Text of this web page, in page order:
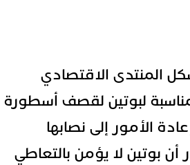
المنتدى الاقتصادي
لبوتين لقصف أسطورة
الأمور إلى نصابها
أن بوتين لا يؤمن بالتعاطي